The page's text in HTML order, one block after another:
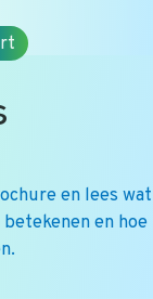
en lees wat
en hoe